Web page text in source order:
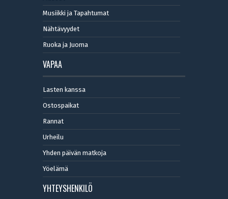
Musiikki ja Tapahtumat
Nähtävyydet
Ruoka ja Juoma
VAPAA
Lasten kanssa
Ostospaikat
Rannat
Urheilu
Yhden päivän matkoja
Yöelämä
YHTEYSHENKILÖ